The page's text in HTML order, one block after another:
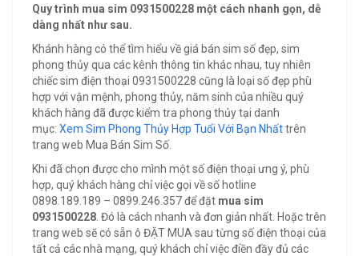
Quy trình mua sim 0931500228 một cách nhanh gọn, dễ
dàng nhất như sau.
Khánh hàng có thể tìm hiểu về giá bán sim số đẹp, sim
phong thủy qua các kênh thông tin khác nhau, tuy nhiên
chiếc sim điện thoại 0931500228 cũng là loại số đẹp phù
hợp với vận mệnh, phong thủy, năm sinh của nhiều quý
khách hàng đã được kiểm tra phong thủy tại danh
mục: Xem Sim Phong Thủy Hợp Tuổi Với Bạn Nhấttrên
trang web Mua Bán Sim Số.
Khi đã chọn được cho mình một số điện thoại ưng ý, phù
hợp, quý khách hàng chỉ việc gọi về số hotline
0898.189.189 – 0899.246.357 để đặt mua sim
0931500228 . Đó là cách nhanh và đơn giản nhất. Hoặc trên
trang web sẽ có sẵn ô ĐẶT MUA sau từng số điện thoại của
tất cả các nhà mạng, quý khách chỉ việc điền đầy đủ các